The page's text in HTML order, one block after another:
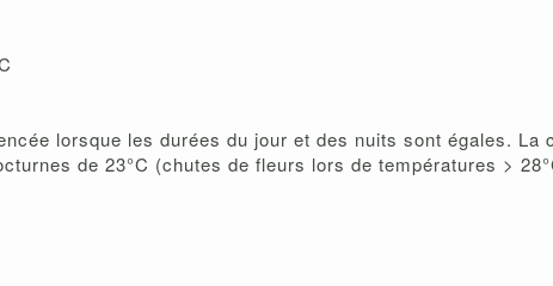
lorsque les durées du jour et des nuits sont égales. La
de 23°C (chutes de fleurs lors de températures >